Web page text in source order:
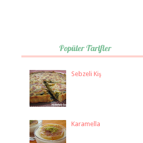
Popüler Tarifler
Sebzeli Kiş
Karamella